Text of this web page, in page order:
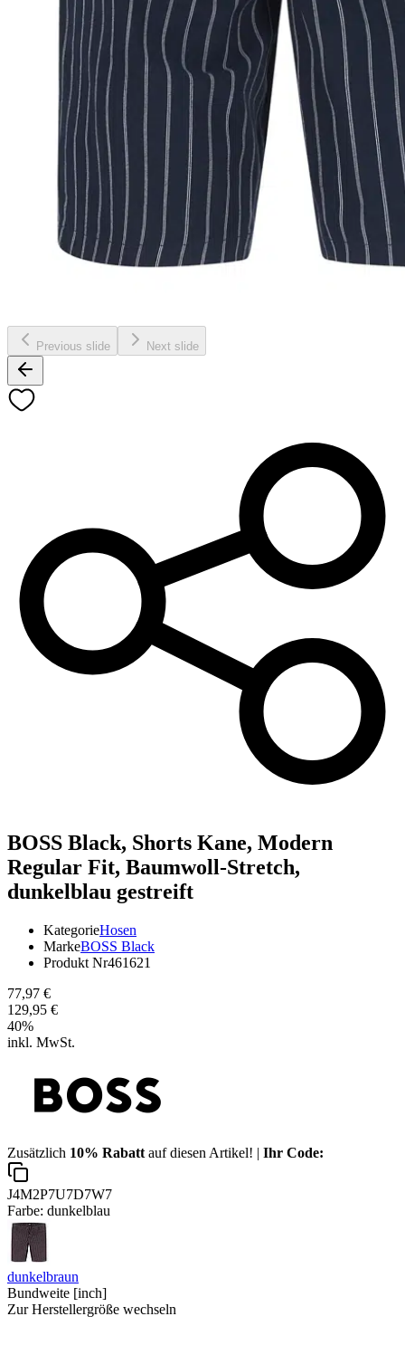
Previous slide Next slide
BOSS Black, Shorts Kane, Modern
Regular Fit, Baumwoll-Stretch,
dunkelblau gestreift
KategorieHosen
MarkeBOSS Black
Produkt Nr461621
77,97 €
129,95 €
40%
inkl. MwSt.
Zusätzlich 10% Rabatt auf diesen Artikel! | Ihr Code:
J4M2P7U7D7W7
Farbe: dunkelblau
dunkelbraun
Bundweite [inch]
Zur Herstellergröße wechseln